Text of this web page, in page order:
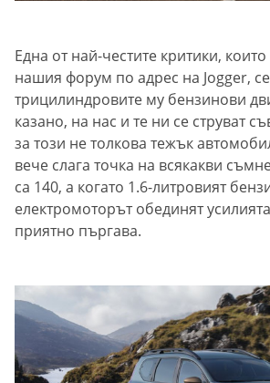
Една от най-честите критики,
нашия форум по адрес на Jogger,
трицилиндровите му бензинови
казано, на нас и те ни се струват
за този не толкова тежък
вече слага точка на всякакви
са 140, а когато 1.6-литровият
електромоторът обединят
приятно пъргава.